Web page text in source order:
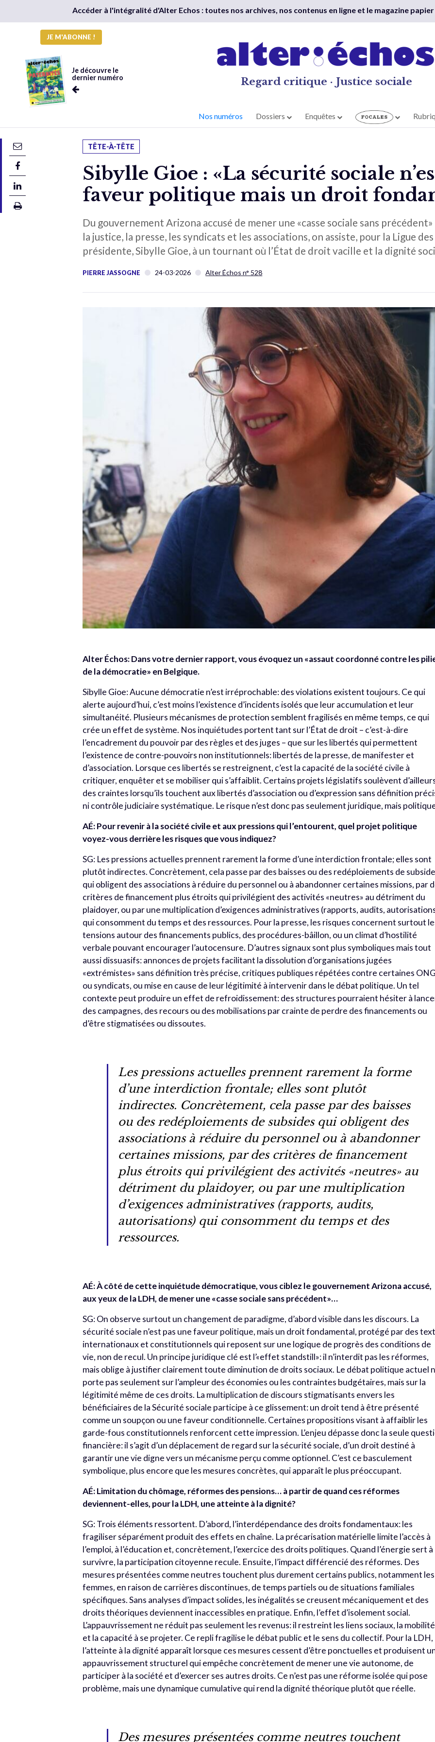
Accéder à l'intégralité d'Alter Echos : toutes nos archives, nos contenus en ligne et le magazine papier
JE M'ABONNE !
Je découvre le
dernier numéro
Regard critique · Justice sociale
Nos numéros Dossiers Enquêtes
TÊTE-À-TÊTE
Sibylle Gioe : «La sécurité sociale
faveur politique mais un droit
Du gouvernement Arizona accusé de mener une «casse sociale sans
la justice, la presse, les syndicats et les associations, on assiste, pour la Ligue
présidente, Sibylle Gioe, à un tournant où l’État de droit vacille et la dignité
PIERRE JASSOGNE 24-03-2026 Alter Échos n° 528
Alter Échos: Dans votre dernier rapport, vous évoquez un «assaut coordonné contre les
de la démocratie» en Belgique.
Sibylle Gioe: Aucune démocratie n’est irréprochable: des violations existent toujours. Ce qui
alerte aujourd’hui, c’est moins l’existence d’incidents isolés que leur accumulation et leur
simultanéité. Plusieurs mécanismes de protection semblent fragilisés en même temps, ce qui
crée un effet de système. Nos inquiétudes portent tant sur l’État de droit – c’est-à-dire
l’encadrement du pouvoir par des règles et des juges – que sur les libertés qui permettent
l’existence de contre-pouvoirs non institutionnels: libertés de la presse, de manifester et
d’association. Lorsque ces libertés se restreignent, c’est la capacité de la société civile à
critiquer, enquêter et se mobiliser qui s’affaiblit. Certains projets législatifs soulèvent
des craintes lorsqu’ils touchent aux libertés d’association ou d’expression sans définition
ni contrôle judiciaire systématique. Le risque n’est donc pas seulement juridique, mais
AÉ: Pour revenir à la société civile et aux pressions qui l’entourent, quel projet politique
voyez-vous derrière les risques que vous indiquez?
SG: Les pressions actuelles prennent rarement la forme d’une interdiction frontale; elles sont
plutôt indirectes. Concrètement, cela passe par des baisses ou des redéploiements de
qui obligent des associations à réduire du personnel ou à abandonner certaines missions, par
critères de financement plus étroits qui privilégient des activités «neutres» au détriment du
plaidoyer, ou par une multiplication d’exigences administratives (rapports, audits,
qui consomment du temps et des ressources. Pour la presse, les risques concernent surtout
tensions autour des financements publics, des procédures-bâillon, ou un climat d’hostilité
verbale pouvant encourager l’autocensure. D’autres signaux sont plus symboliques mais tout
aussi dissuasifs: annonces de projets facilitant la dissolution d’organisations jugées
«extrémistes» sans définition très précise, critiques publiques répétées contre certaines ONG
ou syndicats, ou mise en cause de leur légitimité à intervenir dans le débat politique. Un tel
contexte peut produire un effet de refroidissement: des structures pourraient hésiter à
des campagnes, des recours ou des mobilisations par crainte de perdre des financements ou
d’être stigmatisées ou dissoutes.
Les pressions actuelles prennent rarement la forme
d’une interdiction frontale; elles sont plutôt
indirectes. Concrètement, cela passe par des baisses
ou des redéploiements de subsides qui obligent des
associations à réduire du personnel ou à abandonner
certaines missions, par des critères de financement
plus étroits qui privilégient des activités «neutres» au
détriment du plaidoyer, ou par une multiplication
d’exigences administratives (rapports, audits,
autorisations) qui consomment du temps et des
ressources.
AÉ: À côté de cette inquiétude démocratique, vous ciblez le gouvernement Arizona accusé,
aux yeux de la LDH, de mener une «casse sociale sans précédent»…
SG: On observe surtout un changement de paradigme, d’abord visible dans les discours. La
sécurité sociale n’est pas une faveur politique, mais un droit fondamental, protégé par des
internationaux et constitutionnels qui reposent sur une logique de progrès des conditions de
vie, non de recul. Un principe juridique clé est l’«effet standstill»: il n’interdit pas les réformes,
mais oblige à justifier clairement toute diminution de droits sociaux. Le débat politique actuel
porte pas seulement sur l’ampleur des économies ou les contraintes budgétaires, mais sur la
légitimité même de ces droits. La multiplication de discours stigmatisants envers les
bénéficiaires de la Sécurité sociale participe à ce glissement: un droit tend à être présenté
comme un soupçon ou une faveur conditionnelle. Certaines propositions visant à affaiblir les
garde-fous constitutionnels renforcent cette impression. L’enjeu dépasse donc la seule
financière: il s’agit d’un déplacement de regard sur la sécurité sociale, d’un droit destiné à
garantir une vie digne vers un mécanisme perçu comme optionnel. C’est ce basculement
symbolique, plus encore que les mesures concrètes, qui apparaît le plus préoccupant.
AÉ: Limitation du chômage, réformes des pensions… à partir de quand ces réformes
deviennent-elles, pour la LDH, une atteinte à la dignité?
SG: Trois éléments ressortent. D’abord, l’interdépendance des droits fondamentaux: les
fragiliser séparément produit des effets en chaîne. La précarisation matérielle limite l’accès à
l’emploi, à l’éducation et, concrètement, l’exercice des droits politiques. Quand l’énergie sert à
survivre, la participation citoyenne recule. Ensuite, l’impact différencié des réformes. Des
mesures présentées comme neutres touchent plus durement certains publics, notamment les
femmes, en raison de carrières discontinues, de temps partiels ou de situations familiales
spécifiques. Sans analyses d’impact solides, les inégalités se creusent mécaniquement et des
droits théoriques deviennent inaccessibles en pratique. Enfin, l’effet d’isolement social.
L’appauvrissement ne réduit pas seulement les revenus: il restreint les liens sociaux, la mobilité
et la capacité à se projeter. Ce repli fragilise le débat public et le sens du collectif. Pour la LDH,
l’atteinte à la dignité apparaît lorsque ces mesures cessent d’être ponctuelles et produisent
appauvrissement structurel qui empêche concrètement de mener une vie autonome, de
participer à la société et d’exercer ses autres droits. Ce n’est pas une réforme isolée qui pose
problème, mais une dynamique cumulative qui rend la dignité théorique plutôt que réelle.
Des mesures présentées comme neutres touchent